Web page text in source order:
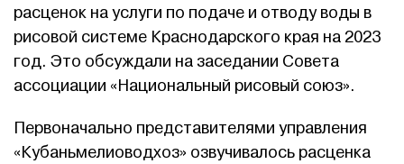
расценок на услуги по подаче и отводу воды в
рисовой системе Краснодарского края на 2023
год. Это обсуждали на заседании Совета
ассоциации «Национальный рисовый союз».
Первоначально представителями управления
«Кубаньмелиоводхоз» озвучивалось расценка